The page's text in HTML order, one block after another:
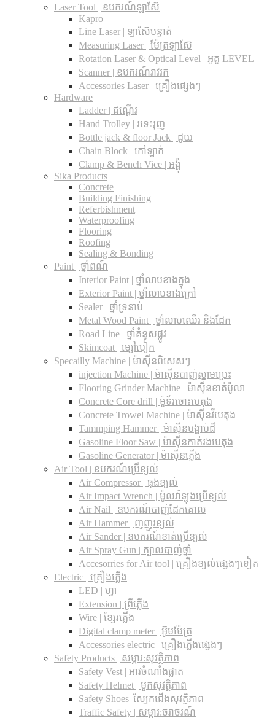
Laser Tool | ឧបករណ៍ឡាស៊ែ
Kapro
Line Laser | ឡាស៊ែបន្ទាត់
Measuring Laser | ម៉ែត្រឡាស៊ែ
Rotation Laser & Optical Level | អូតូ LEVEL
Scanner | ឧបករណ៍រាវរក
Accessories Laser | គ្រឿងផ្សេងៗ
Hardware
Ladder | ជណ្តើរ
Hand Trolley | រទេះរុញ
Bottle jack & floor Jack​ | ដូយ
Chain Block | កៅឡាក់
Clamp & Bench Vice | អង្គុំ
Sika Products
Concrete
Building Finishing
Referbishment
Waterproofing
Flooring
Roofing
Sealing & Bonding
Paint | ថ្នាំពណ៍
Interior Paint | ថ្នាំលាបខាងក្នុង
Exterior Paint | ថ្នាំលាបខាងក្រៅ
Sealer | ថ្នាំទ្រនាប់
Metal Wood Paint | ថ្នាំលាបឈើរ និងដែក
Road Line | ថ្នាំគំនូសផ្លូវ
Skimcoat | ម្សៅបៀក
Specailly Machine | ម៉ាស៊ីនពិសេសៗ
injection Machine | ម៉ាស៊ីនបាញ់ស្នាមប្រេះ
Flooring Grinder Machine | ម៉ាស៊ីនខាត់ប៉ូលា
Concrete Core drill | ម៉ូទ័រចោះបេតុង
Concrete Trowel Machine | ម៉ាស៊ីនវីបេតុង
Tammping Hammer | ម៉ាស៊ីនបង្ហាប់ដី
Gasoline Floor Saw | ម៉ាស៊ីនកាត់រងបេតុង
Gasoline Generator | ម៉ាស៊ីនភ្លើង
Air Tool | ឧបករណ៍ប្រើខ្យល់
Air Compressor | ធុងខ្យល់
Air Impact Wrench | ម៉ូលវ៉ាឡុងប្រើខ្យល់
Air Nail | ឧបករណ៍បាញ់ដែកគោល
Air Hammer | ញញួរខ្យល់
Air Sander | ឧបករណ៍ខាត់ប្រើខ្យល់
Air Spray Gun | ក្បាលបាញ់ថ្នាំ
Accesorries for Air tool | គ្រឿងខ្យល់ផ្សេងៗទៀត
Electric | គ្រឿងភ្លើង
LED | ហ្វា
Extension | ព្រីភ្លើង
Wire | ខ្សែរភ្លើង
Digital clamp meter | អ៊ូមម៉ែត្រ
Accessories electric | គ្រឿងភ្លើងផ្សេងៗ
Safety Products | សម្ភារ:សុវត្ថិភាព
Safety Vest | អាវចំណាំងផ្លាត
Safety Helmet | មួកសុវត្ថិភាព
Safety Shoes| ស្បែកជើងសុវត្ថិភាព
Traffic Safety​ | សម្ភារ:ចរាចរណ៍